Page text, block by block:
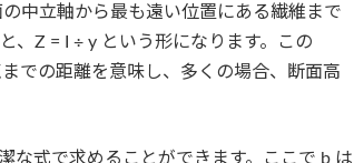
中立軸から最も遠い位置にある繊維まで
、Z = I ÷ y という形になります。この
での距離を意味し、多くの場合、断面高
な式で求めることができます。ここで b は